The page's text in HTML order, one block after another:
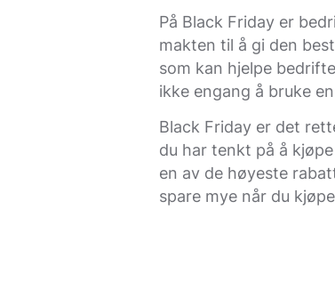
På Black Friday er
makten til å gi den
som kan hjelpe
ikke engang å bruke
Black Friday er det
du har tenkt på å
en av de høyeste
spare mye når du